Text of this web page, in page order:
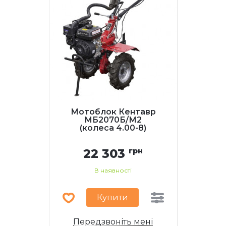
Мотоблок Кентавр
МБ2070Б/М2
(колеса 4.00-8)
22 303 грн
В наявності
Купити
Передзвоніть мені